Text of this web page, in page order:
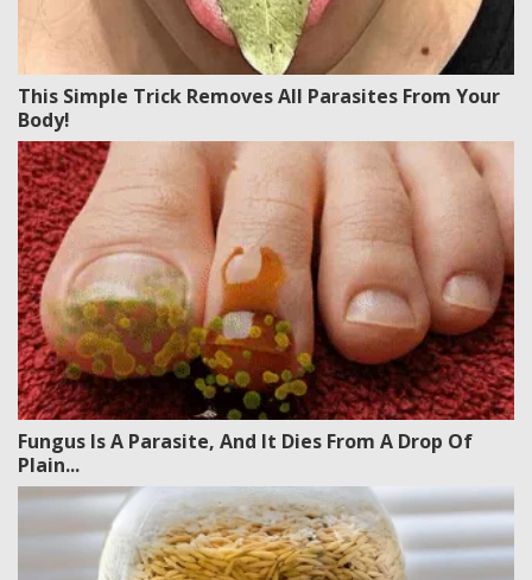
This Simple Trick Removes All Parasites From Your
Body!
Fungus Is A Parasite, And It Dies From A Drop Of
Plain...